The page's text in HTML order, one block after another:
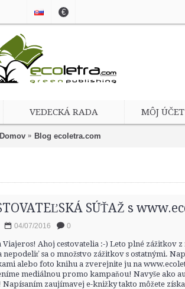
€
VEDECKÁ RADA MÔJ ÚČET
Domov Blog ecoletra.com
SÚŤAŽ s
04/07/2016 0
Viajeros! Ahoj cestovatelia :-) Leto plné zážitkov
nepodeliť sa o množstvo zážitkov s ostatnými.
alebo foto knihu a zverejnite ju na
mediálnou promo kampaňou! Navyše ako
Napísaním zaujímavej e-knižky takto môžete